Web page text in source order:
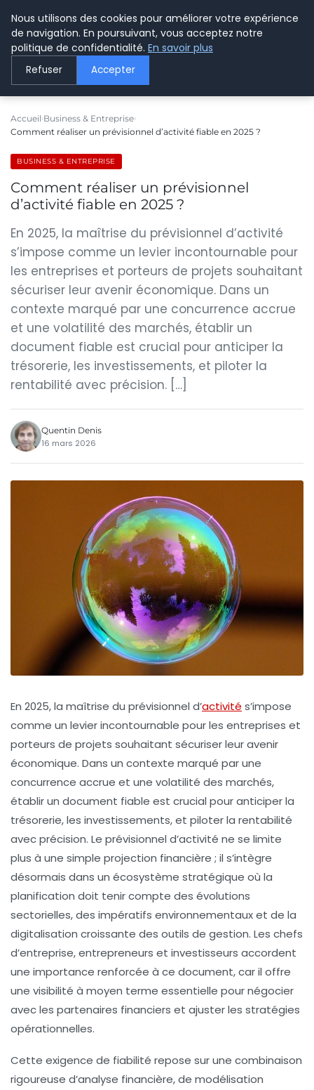
LE WEBMARKETING
Accueil Business & Entreprise
Comment réaliser un prévisionnel d’activité fiable en 2025 ?
BUSINESS & ENTREPRISE
Comment réaliser un prévisionnel
d’activité fiable en 2025 ?
En 2025, la maîtrise du prévisionnel d’activité
s’impose comme un levier incontournable pour
les entreprises et porteurs de projets souhaitant
sécuriser leur avenir économique. Dans un
contexte marqué par une concurrence accrue
et une volatilité des marchés, établir un
document fiable est crucial pour anticiper la
trésorerie, les investissements, et piloter la
rentabilité avec précision. […]
Quentin Denis
16 mars 2026
En 2025, la maîtrise du prévisionnel d’activité s’impose
comme un levier incontournable pour les entreprises et
porteurs de projets souhaitant sécuriser leur avenir
économique. Dans un contexte marqué par une
concurrence accrue et une volatilité des marchés,
établir un document fiable est crucial pour anticiper la
trésorerie, les investissements, et piloter la rentabilité
avec précision. Le prévisionnel d’activité ne se limite
plus à une simple projection financière ; il s’intègre
désormais dans un écosystème stratégique où la
planification doit tenir compte des évolutions
sectorielles, des impératifs environnementaux et de la
digitalisation croissante des outils de gestion. Les chefs
d’entreprise, entrepreneurs et investisseurs accordent
une importance renforcée à ce document, car il offre
une visibilité à moyen terme essentielle pour négocier
avec les partenaires financiers et ajuster les stratégies
opérationnelles.
Cette exigence de fiabilité repose sur une combinaison
rigoureuse d’analyse financière, de modélisation
Nous utilisons des cookies pour améliorer votre expérience
de navigation. En poursuivant, vous acceptez notre
politique de confidentialité. En savoir plus
Refuser Accepter